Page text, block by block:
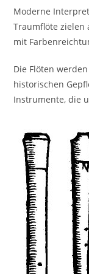
Moderne
Traumflöte
mit
Die Flöten
historischen
Instrumente, die